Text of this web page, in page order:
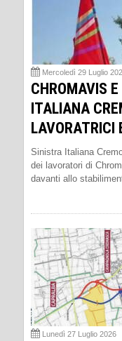
Mercoledì 29 Luglio
CHROMAVIS
ITALIANA
LAVORATRICI
Sinistra Italiana
dei lavoratori di
davanti allo
Lunedì 27 Luglio 2026